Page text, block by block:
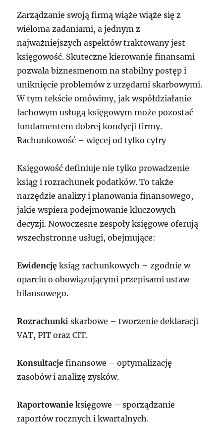
Zarządzanie swoją firmą wiąże wiąże się z
wieloma zadaniami, a jednym z
najważniejszych aspektów traktowany jest
księgowość. Skuteczne kierowanie finansami
pozwala biznesmenom na stabilny postęp i
uniknięcie problemów z urzędami skarbowymi.
W tym tekście omówimy, jak współdziałanie
fachowym usługą księgowym może pozostać
fundamentem dobrej kondycji firmy.
Rachunkowość – więcej od tylko cyfry
Księgowość definiuje nie tylko prowadzenie
ksiąg i rozrachunek podatków. To także
narzędzie analizy i planowania finansowego,
jakie wspiera podejmowanie kluczowych
decyzji. Nowoczesne zespoły księgowe oferują
wszechstronne usługi, obejmujące:
Ewidencję ksiąg rachunkowych – zgodnie w
oparciu o obowiązującymi przepisami ustaw
bilansowego.
Rozrachunki skarbowe – tworzenie deklaracji
VAT, PIT oraz CIT.
Konsultacje finansowe – optymalizację
zasobów i analizę zysków.
Raportowanie księgowe – sporządzanie
raportów rocznych i kwartalnych.